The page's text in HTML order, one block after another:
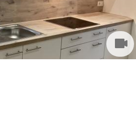
Aménagement
Salle de bain:
Commune
Cuisine:
Commune
Superficie:
260 m
2
Pièces privées:
studieuse